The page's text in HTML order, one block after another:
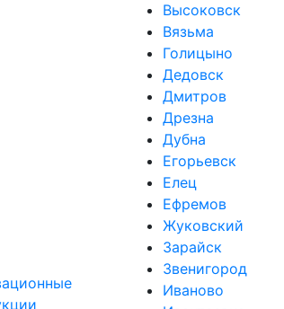
Высоковск
Вязьма
Голицыно
Дедовск
Дмитров
Дрезна
Дубна
Егорьевск
Елец
Ефремов
Жуковский
Зарайск
Звенигород
Иваново